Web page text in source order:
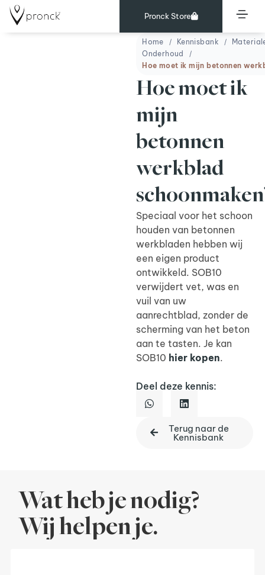
Pronck Store
Home Kennisbank
Onderhoud
Hoe moet ik mijn betonnen
Hoe moet ik
mijn
betonnen
werkblad
Speciaal voor het schoon
houden van betonnen
werkbladen hebben wij
een eigen product
ontwikkeld. SOB10
verwijdert vet, was en
vuil van uw
aanrechtblad, zonder de
scherming van het beton
aan te tasten. Je kan
SOB10 hier kopen.
Deel deze kennis:
Terug naar de
Kennisbank
Wat heb je nodig?
Wij helpen je.